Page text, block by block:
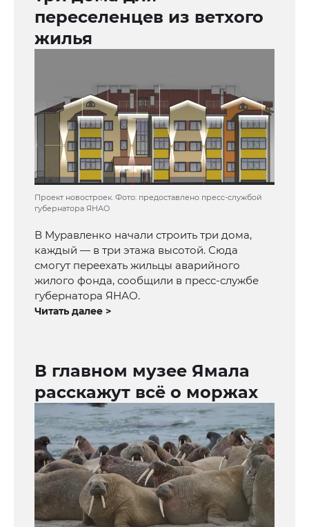
переселенцев из ветхого
жилья
Проект новостроек. Фото: предоставлено пресс-службой
губернатора ЯНАО
В Муравленко начали строить три дома,
каждый — в три этажа высотой. Сюда
смогут переехать жильцы аварийного
жилого фонда, сообщили в пресс-службе
губернатора ЯНАО.
Читать далее >
В главном музее Ямала
расскажут всё о моржах